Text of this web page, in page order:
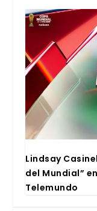
Lind­say
del Mun­dial”
Tele­mun­do